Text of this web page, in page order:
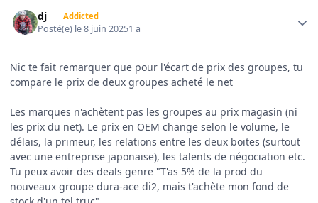
dj_ Addicted
Posté(e) le 8 juin 20251 a
Nic te fait remarquer que pour l'écart de prix des groupes, tu
compare le prix de deux groupes acheté le net
Les marques n'achètent pas les groupes au prix magasin (ni
les prix du net). Le prix en OEM change selon le volume, le
délais, la primeur, les relations entre les deux boites (surtout
avec une entreprise japonaise), les talents de négociation etc.
Tu peux avoir des deals genre "T'as 5% de la prod du
nouveaux groupe dura-ace di2, mais t'achète mon fond de